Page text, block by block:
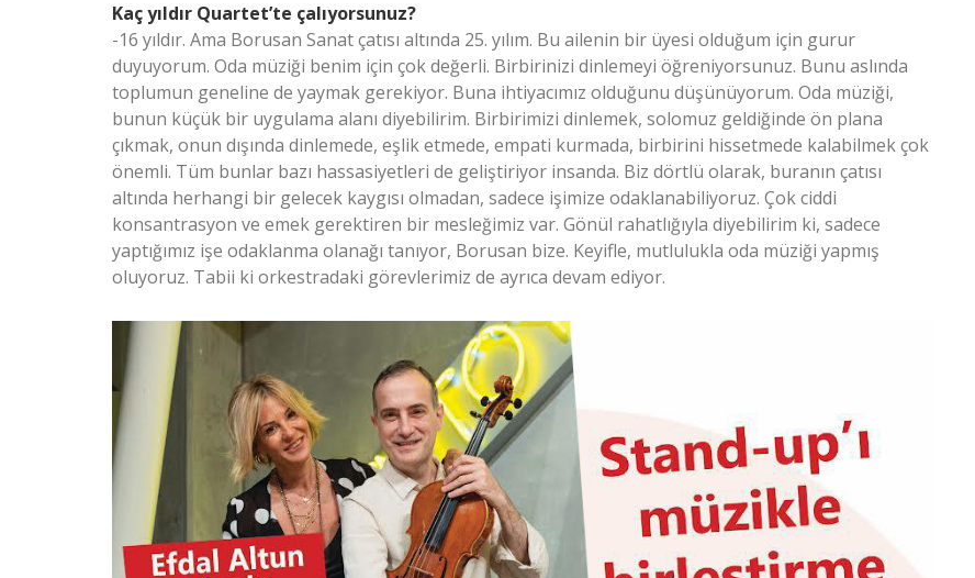
Kaç yıldır Quartet’te çalıyorsunuz?
-16 yıldır. Ama Borusan Sanat çatısı altında 25. yılım. Bu ailenin bir üyesi olduğum için gurur
duyuyorum. Oda müziği benim için çok değerli. Birbirinizi dinlemeyi öğreniyorsunuz. Bunu aslında
toplumun geneline de yaymak gerekiyor. Buna ihtiyacımız olduğunu düşünüyorum. Oda müziği,
bunun küçük bir uygulama alanı diyebilirim. Birbirimizi dinlemek, solomuz geldiğinde ön plana
çıkmak, onun dışında dinlemede, eşlik etmede, empati kurmada, birbirini hissetmede kalabilmek çok
önemli. Tüm bunlar bazı hassasiyetleri de geliştiriyor insanda. Biz dörtlü olarak, buranın çatısı
altında herhangi bir gelecek kaygısı olmadan, sadece işimize odaklanabiliyoruz. Çok ciddi
konsantrasyon ve emek gerektiren bir mesleğimiz var. Gönül rahatlığıyla diyebilirim ki, sadece
yaptığımız işe odaklanma olanağı tanıyor, Borusan bize. Keyifle, mutlulukla oda müziği yapmış
oluyoruz. Tabii ki orkestradaki görevlerimiz de ayrıca devam ediyor.